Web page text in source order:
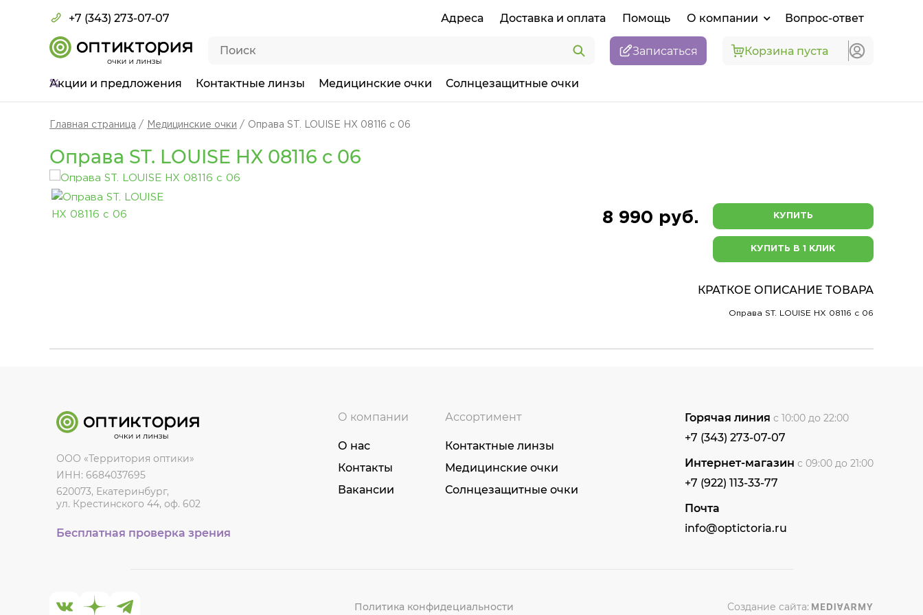
+7 (343) 273-07-07 Адреса Доставка и оплата Помощь О компании Вопрос-ответ
Записаться Корзина пуста
Акции и предложения Контактные линзы Медицинские очки Солнцезащитные очки
Главная страница Медицинские очки Оправа ST. LOUISE HX 08116 c 06
Оправа ST. LOUISE HX 08116 c 06
8 990 руб. КУПИТЬ
КУПИТЬ В 1 КЛИК
КРАТКОЕ ОПИСАНИЕ ТОВАРА
Оправа ST. LOUISE HX 08116 c 06
ООО «Территория оптики»
ИНН: 6684037695
620073, Екатеринбург,
ул. Крестинского 44, оф. 602
Бесплатная проверка зрения
О компании
О нас
Контакты
Вакансии
Ассортимент
Контактные линзы
Медицинские очки
Солнцезащитные очки
Горячая линия с 10:00 до 22:00
+7 (343) 273-07-07
Интернет-магазин с 09:00 до 21:00
+7 (922) 113-33-77
Почта
info@optictoria.ru
Политика конфидециальности Создание сайта: